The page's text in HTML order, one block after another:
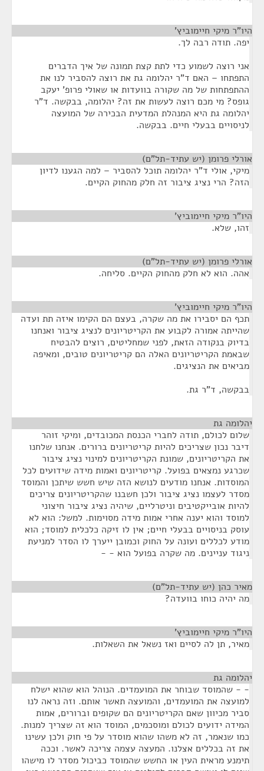
היו"ר מיקי חיימוביץ'
יפה. תודה רבה לך.
אני רוצה לשמוע כדי לתת קצת תמונה של איך הדברים
התפתחו – האם ד"ר יהלומה גת את רוצה להסביר לנו את
ההתפתחות של מה שקורה בוועדות או שאולי פרופ' יעקב
גופס? מי מכם רוצה לעשות את זה? יהלומה, בבקשה. ד"ר
יהלומה גת היא המנהלת המדעית הבכירה של המועצה
לניסויים בבעלי חיים. בבקשה.
אורלי פרומן (יש עתיד-תל"ם)
מיקי, אולי ד"ר יהלומה תוכל להסביר – למה הגענו לדיון
הזה? הרי נציג ציבור זה חלק מהחוק הקיים.
היו"ר מיקי חיימוביץ'
זהו, שלא.
אורלי פרומן (יש עתיד-תל"ם)
אהה. הוא לא חלק מהחוק הקיים. סליחה.
היו"ר מיקי חיימוביץ'
תכף הם יסבירו את מה שקרה, בעצם הם הקימו איזה תת ועדה
שהייתה אמורה לקבוע את הקריטריונים לנציג ציבור ואנחנו
בדיוק בנקודה הזאת, לפני שמחליטים, רוצים להבטיח
שבאמת הקריטריונים האלה הם קריטריונים טובים, ומאיפה
מביאים את הנציגים.
בבקשה, ד"ר גת.
יהלומה גת
שלום לכולם, תודה לחברי הכנסת המכובדים, ומיקי זוהר
דיבר נכון שצריכים להיות קריטריונים ברורים. אנחנו שלחנו
את הקריטריונים, שמונת הקריטריונים למינוי נציג ציבור
שכרגע נמצאים בפועל. קריטריונים ואמות מידה שידועים לכל
המוסדות. אנחנו מודעים לנושא הזה שיש חשש שיתכן והמוסד
מסדר לעצמו נציג ציבור ולכן חשבנו שהקריטריונים צריכים
להיות אובייקטיבים וניטרליים, שיהיה נציג ציבור חיצוני
למוסד והוא יענה אחרי אמות מידה מסוימות. למשל: הוא לא
עוסק בניסויים בבעלי חיים; אין לו זיקה כלכלית למוסד; הוא
מודע לכללים ועונה על החוק וכמובן ייערך לו הסדר למניעת
ניגוד עניינים. מה שקרה בפועל הוא - -
מאיר כהן (יש עתיד-תל"ם)
מה יהיה כוחו בוועדה?
היו"ר מיקי חיימוביץ'
מאיר, תן לה לסיים ואז נשאל את השאלות.
יהלומה גת
- - שהמוסד שבוחר את המועמדים. הנוהל הוא שהוא ישלח
למועצה את המועמדים, והמועצה תאשר אותם. וזה נראה לנו
סביר מכיוון שאם הקריטריונים הם שקופים וברורים, אמות
המידה ידועים לכולם ומוסכמים, המוסד הוא זה שצריך למנות.
כמו שנאמר, זה לא משהו שהוא מוסדר על פי חוק ולכן עשינו
את זה בכללים אצלנו. המעצה עצמה צריכה לאשר. וככה
תימנע מראית העין או החשש שהמוסד כביכול מסדר לו מישהו